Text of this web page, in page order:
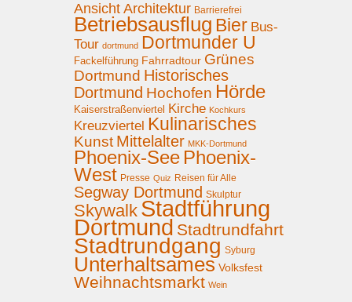
Ansicht Architektur Barrierefrei
Betriebsausflug Bier Bus-
Tour dortmund Dortmunder U
Fackelführung Fahrradtour Grünes
Dortmund Historisches
Dortmund Hochofen Hörde
Kaiserstraßenviertel Kirche Kochkurs
Kreuzviertel Kulinarisches
Kunst Mittelalter MKK-Dortmund
Phoenix-See Phoenix-
West Presse Quiz Reisen für Alle
Segway Dortmund Skulptur
Skywalk Stadtführung
Dortmund Stadtrundfahrt
Stadtrundgang Syburg
Unterhaltsames Volksfest
Weihnachtsmarkt Wein